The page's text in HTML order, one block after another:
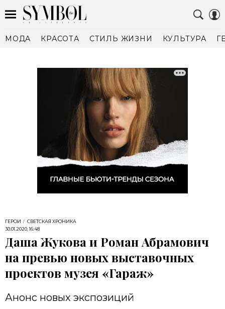
МОДА КРАСОТА СТИЛЬ ЖИЗНИ КУЛЬТУРА
ГЕРОИ
СВЕТСКАЯ ХРОНИКА
30.01.2020, 16:48
Даша Жукова и Роман Абрамович
на превью новых выставочных
проектов музея «Гараж»
Анонс новых экспозиций